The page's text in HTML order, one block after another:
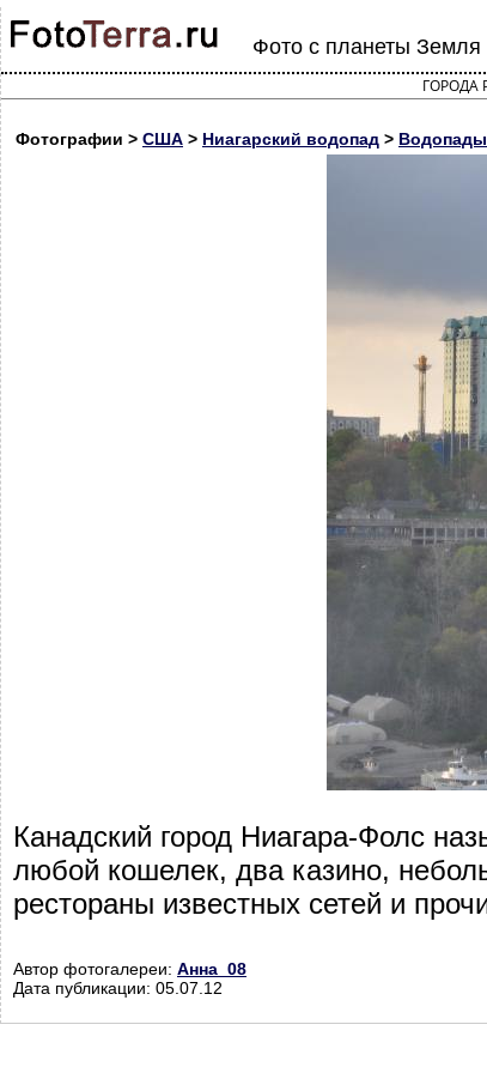
Фото с планеты Земля
ГОРОДА
Фотографии > США > Ниагарский водопад > Водопады
Канадский город Ниагара-Фолс
любой кошелек, два казино,
рестораны известных сетей и
Автор фотогалереи: Анна_08
Дата публикации: 05.07.12